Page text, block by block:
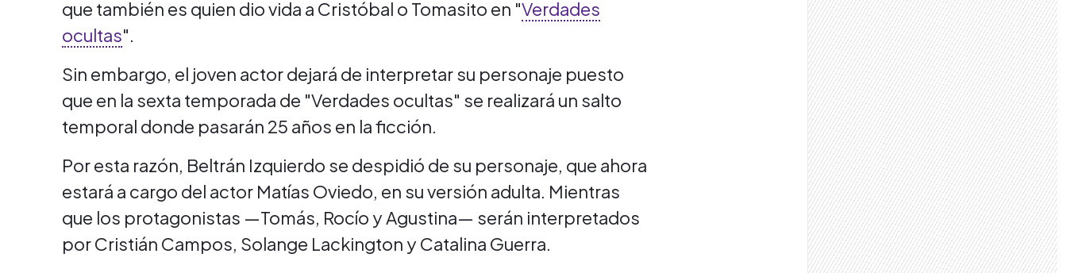
que también es quien dio vida a Cristóbal o Tomasito en "Verdades
ocultas".
Sin embargo, el joven actor dejará de interpretar su personaje puesto
que en la sexta temporada de "Verdades ocultas" se realizará un salto
temporal donde pasarán 25 años en la ficción.
Por esta razón, Beltrán Izquierdo se despidió de su personaje, que ahora
estará a cargo del actor Matías Oviedo, en su versión adulta. Mientras
que los protagonistas —Tomás, Rocío y Agustina— serán interpretados
por Cristián Campos, Solange Lackington y Catalina Guerra.